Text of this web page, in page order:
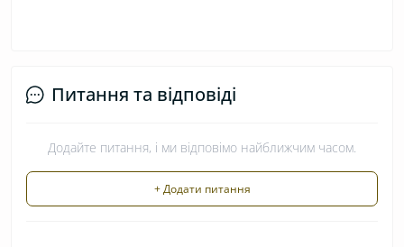
Питання та відповіді
Додайте питання, і ми відповімо найближчим часом.
+ Додати питання